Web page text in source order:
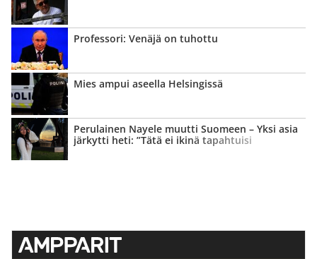
Professori: Venäjä on tuhottu
Mies ampui aseella Helsingissä
Perulainen Nayele muutti Suomeen – Yksi asia
järkytti heti: ”Tätä ei ikinä tapahtuisi